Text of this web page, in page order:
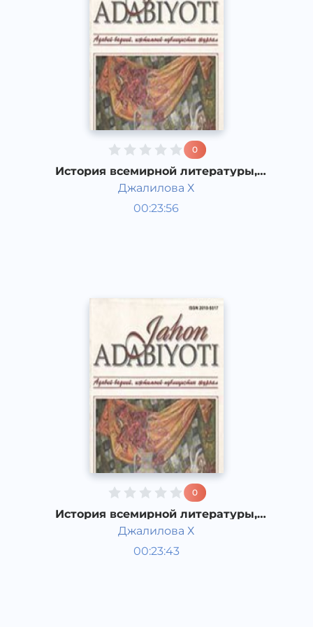
0
История всемирной литературы,
Американская литература
двадцатого века.
Джалилова Х
00:23:56
Мировая литература
0
История всемирной литературы,
Немецкая литература второй
половины ХХ века.
Джалилова Х
00:23:43
Мировая литература